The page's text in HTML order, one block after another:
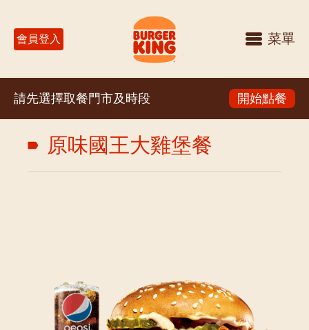
會員登入 菜單
請先選擇取餐門市及時段 開始點餐
原味國王大雞堡餐